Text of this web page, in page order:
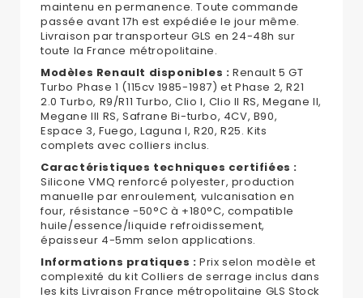
maintenu en permanence. Toute commande
passée avant 17h est expédiée le jour même.
Livraison par transporteur GLS en 24-48h sur
toute la France métropolitaine.
Modèles Renault disponibles : Renault 5 GT
Turbo Phase 1 (115cv 1985-1987) et Phase 2, R21
2.0 Turbo, R9/R11 Turbo, Clio I, Clio II RS, Megane II,
Megane III RS, Safrane Bi-turbo, 4CV, B90,
Espace 3, Fuego, Laguna I, R20, R25. Kits
complets avec colliers inclus.
Caractéristiques techniques certifiées :
Silicone VMQ renforcé polyester, production
manuelle par enroulement, vulcanisation en
four, résistance -50°C à +180°C, compatible
huile/essence/liquide refroidissement,
épaisseur 4-5mm selon applications.
Informations pratiques : Prix selon modèle et
complexité du kit Colliers de serrage inclus dans
les kits Livraison France métropolitaine GLS Stock